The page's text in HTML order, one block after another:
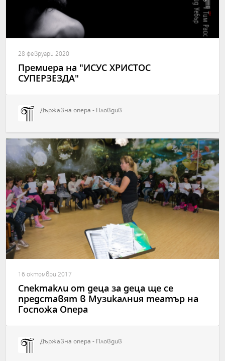
28 февруари 2020
Премиера на "ИСУС ХРИСТОС
СУПЕРЗЕЗДА"
Държавна опера - Пловдив
16 октомври 2017
Спектакли от деца за деца ще се
представят в Музикалния театър на
Госпожа Опера
Държавна опера - Пловдив